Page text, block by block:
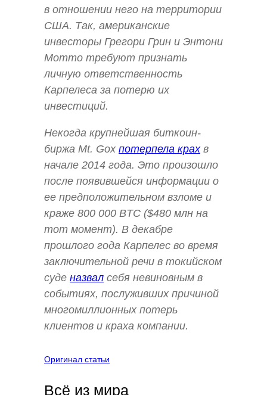
в отношении него на территории
США. Так, американские
инвесторы Грегори Грин и Энтони
Мотто требуют признать
личную ответственность
Карпелеса за потерю их
инвестиций.
Некогда крупнейшая биткоин-
биржа Mt. Gox потерпела крахв
начале 2014 года. Это произошло
после появившейся информации о
ее предположительном взломе и
краже 800 000 BTC ($480 млн на
тот момент). В декабре
прошлого года Карпелес во время
заключительной речи в токийском
суде назвал себя невиновным в
событиях, послуживших причиной
многомиллионных потерь
клиентов и краха компании.
Оригинал статьи
Всё из мира